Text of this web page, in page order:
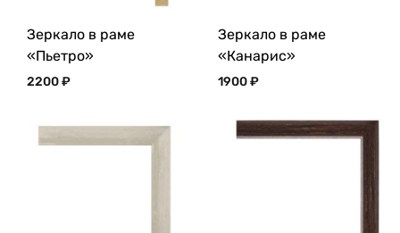
Зеркало в раме
«Пьетро»
2200₽
Зеркало в раме
«Канарис»
1900₽